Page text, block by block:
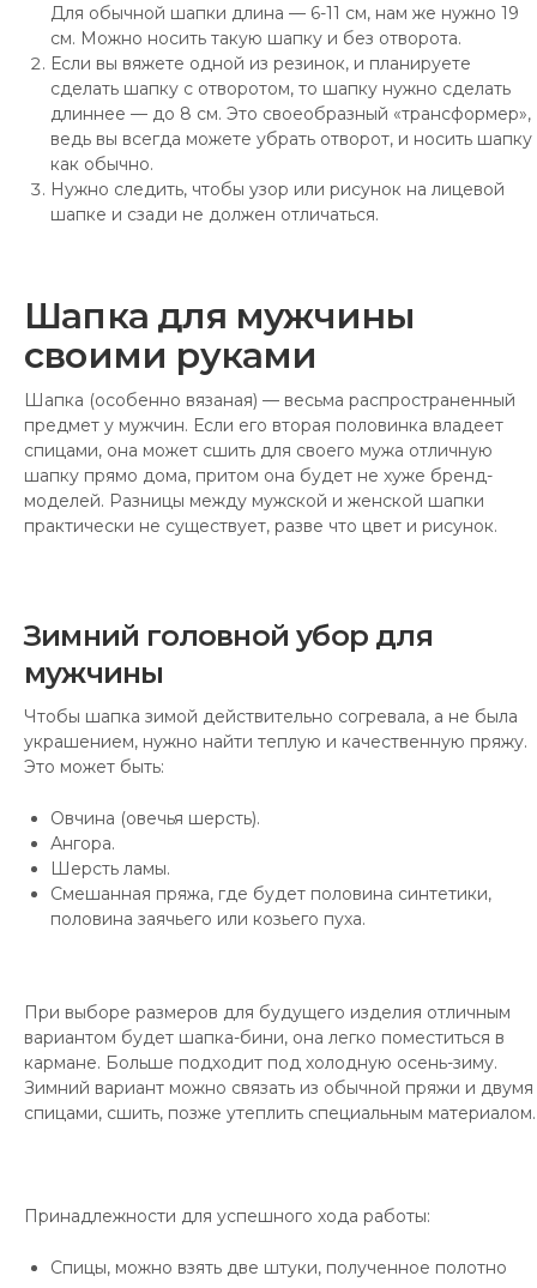
Для обычной шапки длина — 6-11 см, нам же нужно 19
см. Можно носить такую шапку и без отворота.
Если вы вяжете одной из резинок, и планируете
сделать шапку с отворотом, то шапку нужно сделать
длиннее — до 8 см. Это своеобразный «трансформер»,
ведь вы всегда можете убрать отворот, и носить шапку
как обычно.
Нужно следить, чтобы узор или рисунок на лицевой
шапке и сзади не должен отличаться.
Шапка для мужчины
своими руками
Шапка (особенно вязаная) — весьма распространенный
предмет у мужчин. Если его вторая половинка владеет
спицами, она может сшить для своего мужа отличную
шапку прямо дома, притом она будет не хуже бренд-
моделей. Разницы между мужской и женской шапки
практически не существует, разве что цвет и рисунок.
Зимний головной убор для
мужчины
Чтобы шапка зимой действительно согревала, а не была
украшением, нужно найти теплую и качественную пряжу.
Это может быть:
Овчина (овечья шерсть).
Ангора.
Шерсть ламы.
Смешанная пряжа, где будет половина синтетики,
половина заячьего или козьего пуха.
При выборе размеров для будущего изделия отличным
вариантом будет шапка-бини, она легко поместиться в
кармане. Больше подходит под холодную осень-зиму.
Зимний вариант можно связать из обычной пряжи и двумя
спицами, сшить, позже утеплить специальным материалом.
Принадлежности для успешного хода работы:
Спицы, можно взять две штуки, полученное полотно